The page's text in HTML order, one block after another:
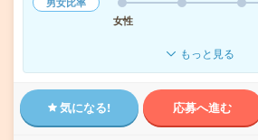
女性
もっと見る
気になる! 応募へ進む